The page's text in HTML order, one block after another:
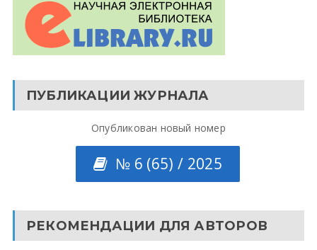
ПУБЛИКАЦИИ ЖУРНАЛА
Опубликован новый номер
№ 6 (65) / 2025
РЕКОМЕНДАЦИИ ДЛЯ АВТОРОВ